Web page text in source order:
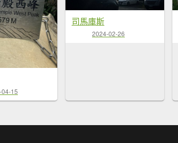
15
司馬庫斯
2024-02-26